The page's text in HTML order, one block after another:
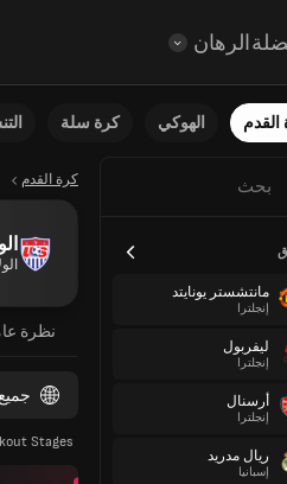
الرهان
القدم الهوكي كرة سلة
مانتشستر يونايتد
إنجلترا
ليفربول
إنجلترا
أرسنال
إنجلترا
ريال مدريد
إسبانيا
كرة القدم
نظرة
Stages